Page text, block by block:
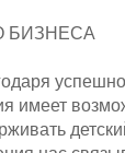
БИЗНЕСА
имеет